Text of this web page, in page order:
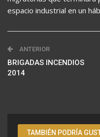
espacio industrial en un
ANTERIOR
BRIGADAS INCENDIOS
2014
TAMBIÉN PODRÍA